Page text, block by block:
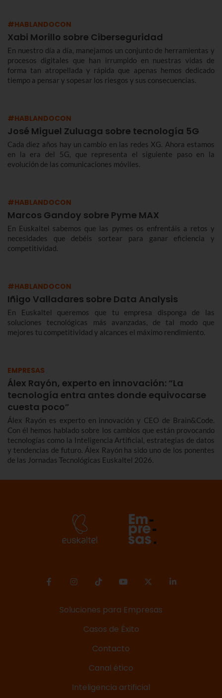
#HABLANDOCON
Xabi Morillo sobre Ciberseguridad
En nuestro día a día, manejamos un conjunto de herramientas y
procesos digitales que han irrumpido en nuestras vidas de
forma tan atropellada y rápida que apenas hemos dedicado
tiempo a pensar y sopesar los riesgos y sus consecuencias.
#HABLANDOCON
José Miguel Zuluaga sobre tecnología 5G
Cada diez años hay un cambio en las redes XG. Ahora estamos
en la era del 5G, que representa el siguiente paso en la
evolución de las comunicaciones móviles.
#HABLANDOCON
Marcos Gandoy sobre Pyme MAX
En Euskaltel sabemos que las pymes os enfrentáis a retos y
necesidades que debéis sortear para ganar eficiencia y
competitividad.
#HABLANDOCON
Iñigo Valladares sobre Data Analysis
En Euskaltel queremos que tu empresa disponga de las
soluciones tecnológicas más avanzadas, de tal modo que
mejores tu competitividad y alcances el máximo rendimiento.
EMPRESAS
Álex Rayón, experto en innovación: “La
tecnología entra antes donde equivocarse
cuesta poco”
Álex Rayón es experto en innovación y CEO de Brain&Code.
Con él hemos hablado sobre los cambios que están provocando
tecnologías como la Inteligencia Artificial, estrategias de datos
y tendencias de futuro. Álex Rayón ha sido uno de los ponentes
de las Jornadas Tecnológicas Euskaltel 2026.
Soluciones para Empresas
Casos de Éxito
Contacto
Canal ético
Inteligencia artificial